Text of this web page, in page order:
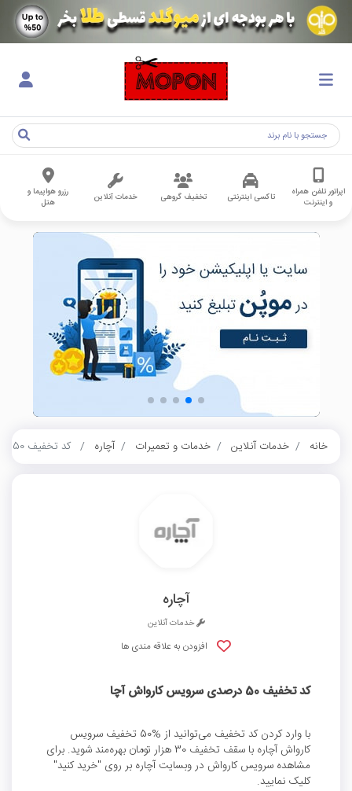
اپراتور تلفن همراه
و اینترنت
تاکسی اینترنتی تخفیف گروهی خدمات آنلاین
رزرو هواپیما و
هتل
خانه خدمات آنلاین خدمات و تعمیرات آچاره کد تخفیف 50 درصدی سرویس کارواش آچا
آچاره
خدمات آنلاین
افزودن به علاقه مندی ها
کد تخفیف 50 درصدی سرویس کارواش آچا
با وارد کردن کد تخفیف می‌توانید از %50 تخفیف سرویس
کارواش آچاره با سقف تخفیف 30 هزار تومان بهره‌مند شوید. برای
مشاهده سرویس کارواش در وبسایت آچاره بر روی "خرید کنید"
کلیک نمایید.